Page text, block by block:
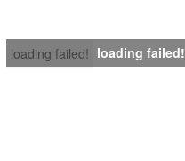
loading failed! loading failed!